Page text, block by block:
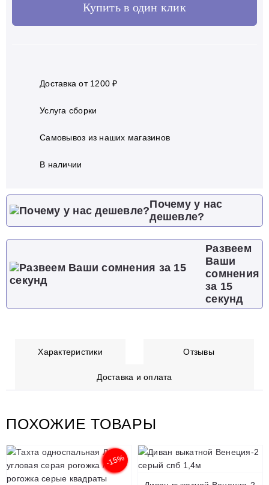
Купить в один клик
Доставка от 1200 ₽
Услуга сборки
Самовывоз из наших магазинов
В наличии
Почему у нас
дешевле?
Развеем
Ваши
сомнения
за 15
секунд
Характеристики Отзывы
Доставка и оплата
ПОХОЖИЕ ТОВАРЫ
-15%